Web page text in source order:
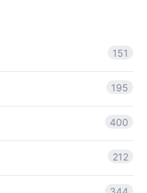
151
195
400
212